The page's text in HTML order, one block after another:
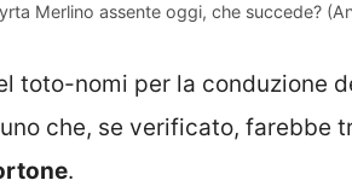
Merlino assente oggi, che succede?
toto-nomi per la conduzione
che, se verificato, farebbe
.